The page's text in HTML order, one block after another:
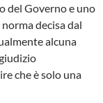
del Governo e uno
decisa dal
alcuna
che è solo una